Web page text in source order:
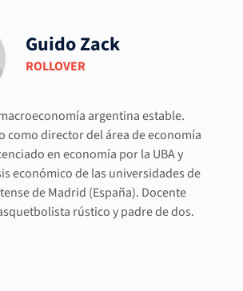
Guido Zack
ROLLOVER
argentina estable.
como director del área de economía
en economía por la UBA y
económico de las universidades de
de Madrid (España). Docente
rústico y padre de dos.